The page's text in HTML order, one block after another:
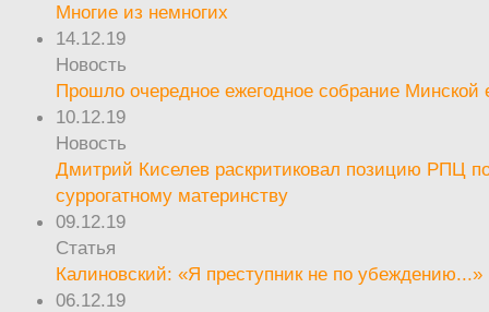
Многие из немногих
14.12.19
Новость
Прошло очередное ежегодное собрание
10.12.19
Новость
Дмитрий Киселев раскритиковал позицию РПЦ
суррогатному материнству
09.12.19
Статья
Калиновский: «Я преступник не по убеждению...»
06.12.19